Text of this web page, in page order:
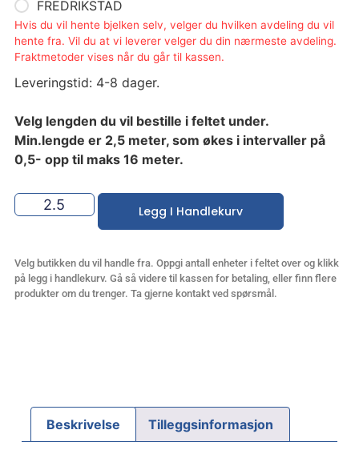
FREDRIKSTAD
Hvis du vil hente bjelken selv, velger du hvilken avdeling du vil
hente fra. Vil du at vi leverer velger du din nærmeste avdeling.
Fraktmetoder vises når du går til kassen.
Leveringstid: 4-8 dager.
Velg lengden du vil bestille i feltet under.
Min.lengde er 2,5 meter, som økes i intervaller på
0,5- opp til maks 16 meter.
Legg I Handlekurv
Velg butikken du vil handle fra. Oppgi antall enheter i feltet over og klikk
på legg i handlekurv. Gå så videre til kassen for betaling, eller finn flere
produkter om du trenger. Ta gjerne kontakt ved spørsmål.
Beskrivelse Tilleggsinformasjon